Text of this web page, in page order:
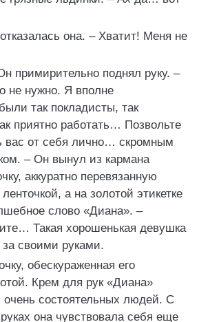
она. – Хватит! Меня не
примирительно поднял руку. –
не нужно. Я вполне
так покладисты, так
приятно работать… Позвольте
вас от себя лично… скромным
– Он вынул из кармана
аккуратно перевязанную
а на золотой этикетке
слово «Диана». –
Такая хорошенькая девушка
своими руками.
обескураженная его
Крем для рук «Диана»
очень состоятельных людей. С
она чувствовала себя еще